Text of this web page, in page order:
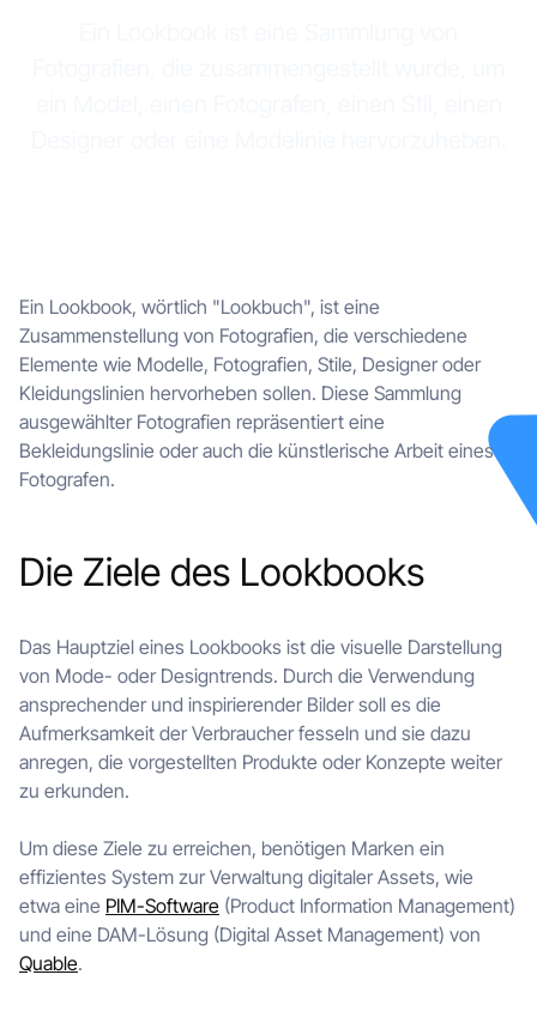
Ein Lookbook, wörtlich "Lookbuch", ist eine
Zusammenstellung von Fotografien, die verschiedene
Elemente wie Modelle, Fotografien, Stile, Designer oder
Kleidungslinien hervorheben sollen. Diese Sammlung
ausgewählter Fotografien repräsentiert eine
Bekleidungslinie oder auch die künstlerische Arbeit eines
Fotografen.
Die Ziele des Lookbooks
Das Hauptziel eines Lookbooks ist die visuelle Darstellung
von Mode- oder Designtrends. Durch die Verwendung
ansprechender und inspirierender Bilder soll es die
Aufmerksamkeit der Verbraucher fesseln und sie dazu
anregen, die vorgestellten Produkte oder Konzepte weiter
zu erkunden.
Um diese Ziele zu erreichen, benötigen Marken ein
effizientes System zur Verwaltung digitaler Assets, wie
etwa eine PIM-Software (Product Information Management)
und eine DAM-Lösung (Digital Asset Management) von
Quable.